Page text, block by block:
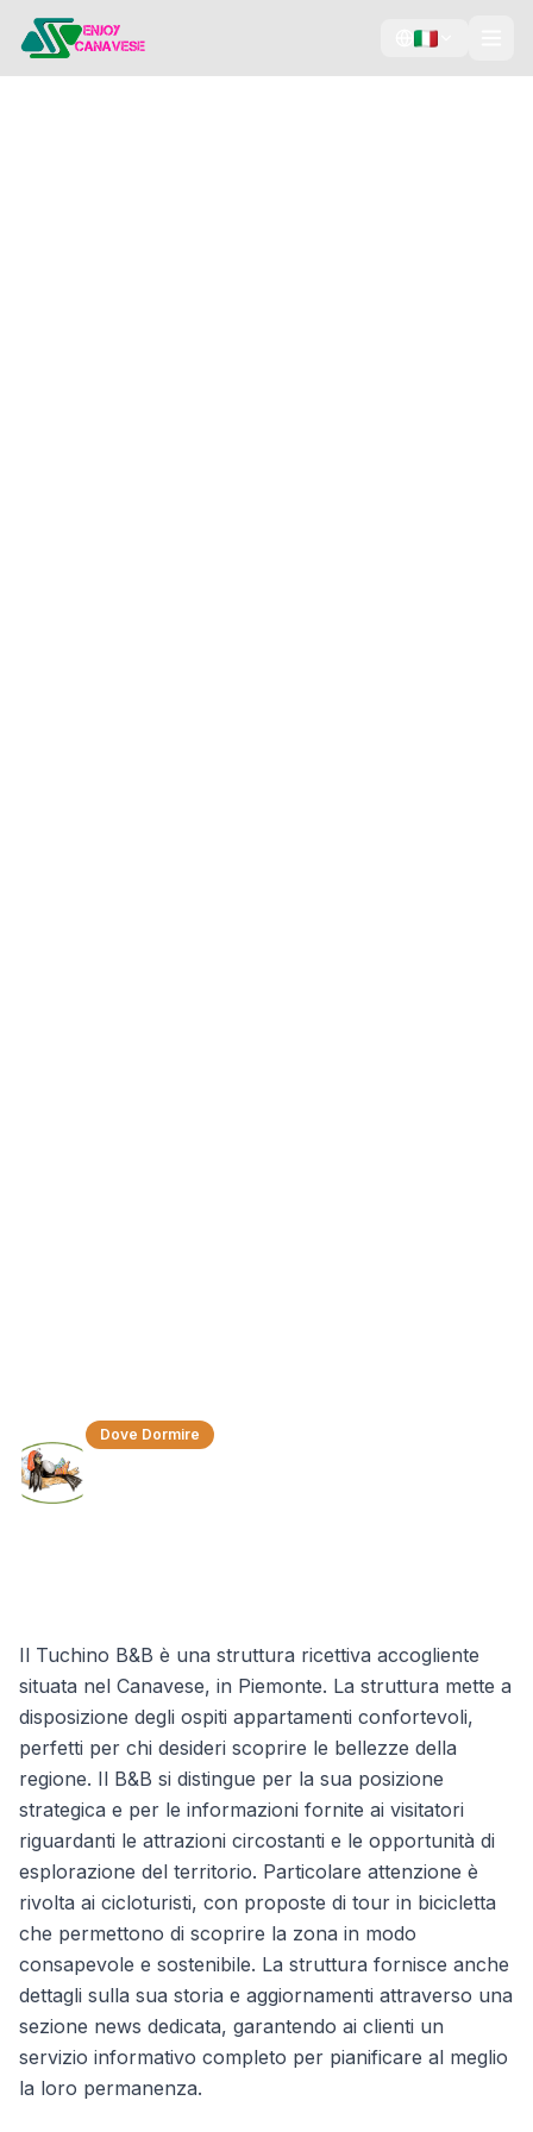
Dove Dormire
Il Tuchino B&B è una struttura ricettiva accogliente
situata nel Canavese, in Piemonte. La struttura mette a
disposizione degli ospiti appartamenti confortevoli,
perfetti per chi desideri scoprire le bellezze della
regione. Il B&B si distingue per la sua posizione
strategica e per le informazioni fornite ai visitatori
riguardanti le attrazioni circostanti e le opportunità di
esplorazione del territorio. Particolare attenzione è
rivolta ai cicloturisti, con proposte di tour in bicicletta
che permettono di scoprire la zona in modo
consapevole e sostenibile. La struttura fornisce anche
dettagli sulla sua storia e aggiornamenti attraverso una
sezione news dedicata, garantendo ai clienti un
servizio informativo completo per pianificare al meglio
la loro permanenza.